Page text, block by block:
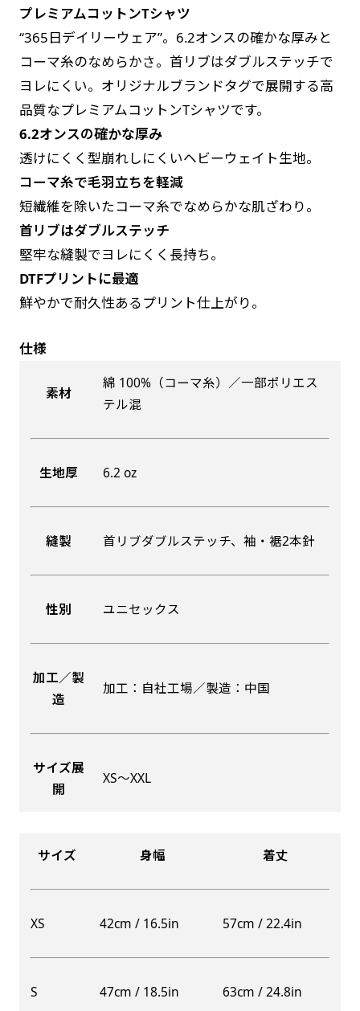
プレミアムコットンTシャツ
“365日デイリーウェア”。6.2オンスの確かな厚みと
コーマ糸のなめらかさ。首リブはダブルステッチで
ヨレにくい。オリジナルブランドタグで展開する高
品質なプレミアムコットンTシャツです。
6.2オンスの確かな厚み
透けにくく型崩れしにくいヘビーウェイト生地。
コーマ糸で毛羽立ちを軽減
短繊維を除いたコーマ糸でなめらかな肌ざわり。
首リブはダブルステッチ
堅牢な縫製でヨレにくく長持ち。
DTFプリントに最適
鮮やかで耐久性あるプリント仕上がり。
仕様
素材
綿 100%（コーマ糸）／一部ポリエス
テル混
生地厚 6.2 oz
縫製 首リブダブルステッチ、袖・裾2本針
性別 ユニセックス
加工／製
造
加工：自社工場／製造：中国
サイズ展
開
XS〜XXL
サイズ 身幅 着丈
XS 42cm / 16.5in 57cm / 22.4in
S 47cm / 18.5in 63cm / 24.8in
す。かわいいい＆おしゃれなのぼりです。台はセ
ットでついてます。
ジャンボ(90x270)
遠くからでも視認しやすいジャンボサイズです。
駐車場などのスペースに余裕がある場所で大々的
に宣伝できます。
4mまたは5mのポールが必要です。
吊り下げ旗(30x42)
掛け軸のように吊り下げ式にします。上部に棒袋
際の装飾などにとてもお役立ち！
布A1ポスター(60x84)
のぼりだけでなく、ポスターも作れます。
のぼり旗と同じデザインで飾れば宣伝効果UP!
種のデザインを楽しむことができます。前からも
A面B面のデザイン変化を楽しんでお客様にアピ
す。かわいいい＆おしゃれなのぼりです。台はセ
ットでついてます。
ジャンボ(270x90)
遠くからでも視認しやすいジャンボサイズです。
駐車場などのスペースに余裕がある場所で大々的
に宣伝できます。
4mまたは5mのポールが必要です。
吊り下げ旗(42x30)
掛け軸のように吊り下げ式にします。上部に棒袋
際の装飾などにとてもお役立ち！
布A1ポスター(84x60)
のぼりだけでなく、ポスターも作れます。
のぼり旗と同じデザインで飾れば宣伝効果UP!
長辺が180cm以内、短辺が60cm以内であれば自
幕の製作をお楽しみください